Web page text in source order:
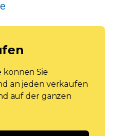
können Sie
an jeden verkaufen
auf der ganzen